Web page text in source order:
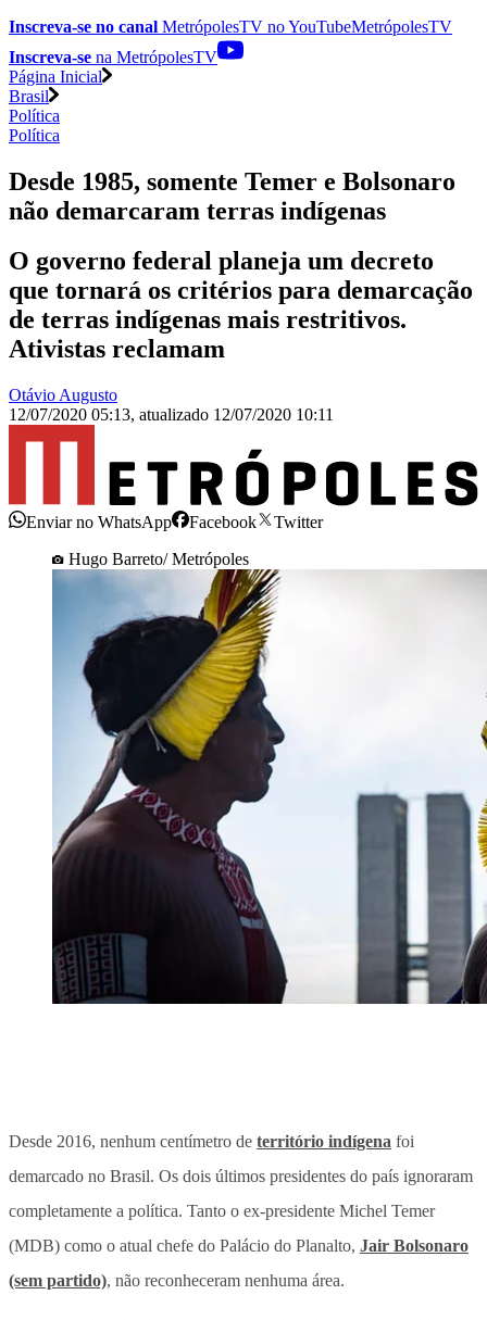
Inscreva-se no canal MetrópolesTV noYouTubeMetrópolesTV
Inscreva-se na MetrópolesTV
Página Inicial
Brasil
Política
Política
Desde 1985, somente Temer e Bolsonaro
não demarcaram terras indígenas
O governo federal planeja um decreto
que tornará os critérios para demarcação
de terras indígenas mais restritivos.
Ativistas reclamam
Otávio Augusto
12/07/2020 05:13, atualizado 12/07/2020 10:11
Enviar no WhatsApp Facebook
Twitter
Hugo Barreto/ Metrópoles
Desde 2016, nenhum centímetro de território indígena foi
demarcado no Brasil. Os dois últimos presidentes do país ignoraram
completamente a política. Tanto o ex-presidente Michel Temer
(MDB) como o atual chefe do Palácio do Planalto, Jair Bolsonaro
(sem partido), não reconheceram nenhuma área.